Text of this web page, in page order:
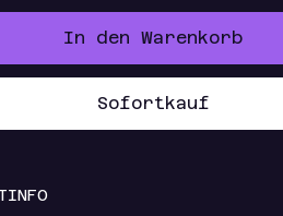
In den Warenkorb
Sofortkauf